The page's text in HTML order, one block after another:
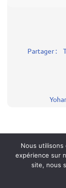
Partager :
Nous utilisons
expérience sur
site, nous